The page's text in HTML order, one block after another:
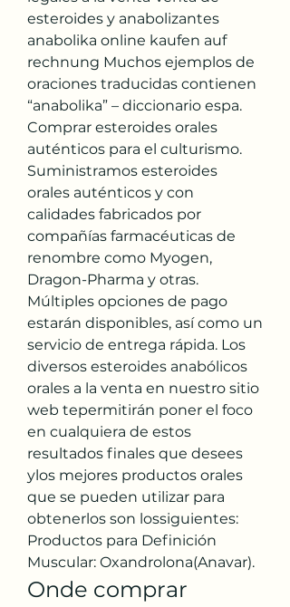
esteroides y anabolizantes
anabolika online kaufen auf
rechnung Muchos ejemplos de
oraciones traducidas contienen
“anabolika” – diccionario espa.
Comprar esteroides orales
auténticos para el culturismo.
Suministramos esteroides
orales auténticos y con
calidades fabricados por
compañías farmacéuticas de
renombre como Myogen,
Dragon-Pharma y otras.
Múltiples opciones de pago
estarán disponibles, así como un
servicio de entrega rápida. Los
diversos esteroides anabólicos
orales a la venta en nuestro sitio
web tepermitirán poner el foco
en cualquiera de estos
resultados finales que desees
ylos mejores productos orales
que se pueden utilizar para
obtenerlos son lossiguientes:
Productos para Definición
Muscular: Oxandrolona(Anavar).
Onde comprar